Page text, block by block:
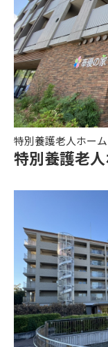
特別養護老人ホーム
特別養護老